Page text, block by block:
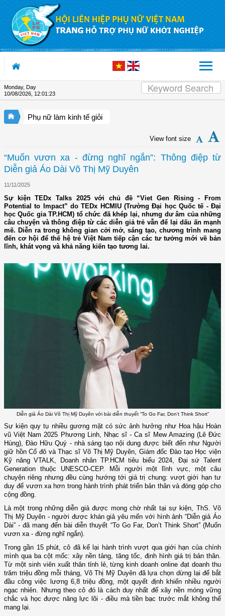
Skip to Content
Monday, Day
10/08/2026 12:01:23
Phụ nữ làm kinh tế giỏi
View font size
“Muốn vươn xa - đừng nghĩ ngắn”: Thông điệp từ
Diễn giả Áo Dài Võ Thị Mỹ Duyên
11/11/2025
Sự kiện TEDx Talks 2025 với chủ đề “Viet Gen Rising - From
Potential to Impact” do TEDx HCMIU (Trường Đại học Quốc tế - Đại
học Quốc gia TP.HCM) tổ chức đã khép lại, nhưng dư âm của những
câu chuyện và thông điệp từ các diễn giả trẻ vẫn để lại dấu ấn mạnh
mẽ. Diễn ra trong không gian cởi mở, sáng tạo, chương trình mang
đến cơ hội để thế hệ trẻ Việt Nam tiếp cận các tư tưởng mới về bản
lĩnh, khát vọng và khả năng kiến tạo tương lai.
Diễn giả Áo Dài Võ Thị Mỹ Duyên với bài diễn thuyết “To Go Far, Don’t Think Short”
Sự kiện quy tụ nhiều gương mặt có sức ảnh hưởng như Hoa hậu Hoàn
vũ Việt Nam 2025 Phương Linh, Nhạc sĩ - Ca sĩ Mew Amazing (Lê Đức
Hùng), Đào Hữu Quý - nhà sáng tạo nội dung được biết đến như Người
giữ hồn Cố đô và Thạc sĩ Võ Thị Mỹ Duyên, Giám đốc Đào tạo Học viện
Kỹ năng VTALK, Doanh nhân TP.HCM tiêu biểu 2024, Đại sứ Talent
Generation thuộc UNESCO-CEP. Mỗi người một lĩnh vực, một câu
chuyện riêng nhưng đều cùng hướng tới giá trị chung: vượt giới hạn tư
duy để vươn xa hơn trong hành trình phát triển bản thân và đóng góp cho
cộng đồng.
Là một trong những diễn giả được mong chờ nhất tại sự kiện, ThS. Võ
Thị Mỹ Duyên - người được khán giả yêu mến với hình ảnh “Diễn giả Áo
Dài” - đã mang đến bài diễn thuyết “To Go Far, Don’t Think Short” (Muốn
vươn xa - đừng nghĩ ngắn).
Trong gần 15 phút, cô đã kể lại hành trình vượt qua giới hạn của chính
mình qua ba cột mốc: xây nền tảng, tăng tốc, định hình giá trị bản thân.
Từ một sinh viên xuất thân tỉnh lẻ, từng kinh doanh online đạt doanh thu
trăm triệu đồng mỗi tháng, Võ Thị Mỹ Duyên đã lựa chọn dừng lại để bắt
đầu công việc lương 6,8 triệu đồng, một quyết định khiến nhiều người
ngạc nhiên. Nhưng theo cô đó là cách duy nhất để xây nền móng vững
chắc và học được năng lực lõi - điều mà tiền bạc trước mắt không thể
mang lại.